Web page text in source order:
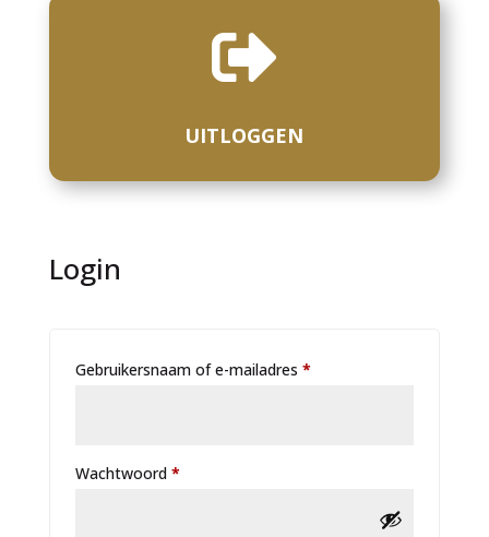

UITLOGGEN
Login
Gebruikersnaam of e-mailadres *Vereist
Wachtwoord *Vereist